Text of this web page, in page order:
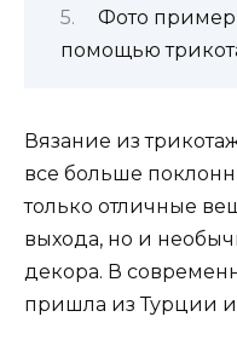
Фото
помощью
Вязание из
все больше
только отличные
выхода, но и
декора. В
пришла из Турции и